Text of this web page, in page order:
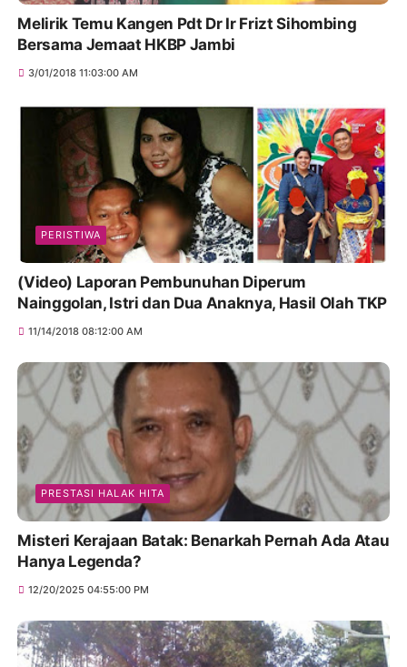
Melirik Temu Kangen Pdt Dr Ir Frizt Sihombing
Bersama Jemaat HKBP Jambi
3/01/2018 11:03:00 AM
PERISTIWA
(Video) Laporan Pembunuhan Diperum
Nainggolan, Istri dan Dua Anaknya, Hasil Olah TKP
11/14/2018 08:12:00 AM
PRESTASI HALAK HITA
Misteri Kerajaan Batak: Benarkah Pernah Ada Atau
Hanya Legenda?
12/20/2025 04:55:00 PM